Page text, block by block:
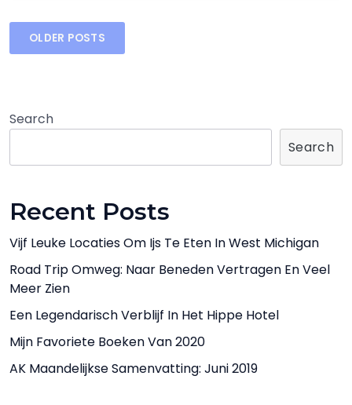
Posts
OLDER POSTS
Search
Search
Recent Posts
Vijf Leuke Locaties Om Ijs Te Eten In West Michigan
Road Trip Omweg: Naar Beneden Vertragen En Veel
Meer Zien
Een Legendarisch Verblijf In Het Hippe Hotel
Mijn Favoriete Boeken Van 2020
AK Maandelijkse Samenvatting: Juni 2019